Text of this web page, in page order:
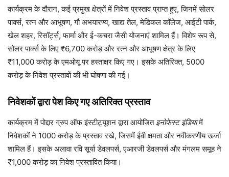
कार्यक्रम के दौरान, कई प्रमुख क्षेत्रों में निवेश प्रस्ताव प्राप्त हुए, जिनमें सोलर
पार्क्स, रत्न और आभूषण, गौ अभयारण्य, खाद्य तेल, मेडिकल कॉलेज, आईटी पार्क,
खेल शहर, रिसॉर्ट्स, फार्मा और ई-कचरा जैसी योजनाएं शामिल हैं। विशेष रूप से,
सोलर पार्क्स के लिए ₹6,700 करोड़ और रत्न और आभूषण क्षेत्र के लिए
₹11,000 करोड़ के एमओयू पर हस्ताक्षर किए गए। इसके अतिरिक्त, 5000
करोड़ के निवेश प्रस्तावों की भी घोषणा की गई।
निवेशकों द्वारा पेश किए गए अतिरिक्त प्रस्ताव
कार्यक्रम में पोद्दार ग्रुप ऑफ इंस्टीट्यूशन द्वारा आयोजित इनोफेस्ट इंडियामें
निवेशकों ने 1000 करोड़ के प्रस्ताव रखे, जिसमें ईवी क्षमता और नवीकरणीय ऊर्जा
शामिल हैं। इसके अलावा रवि सूर्या डेवलपर्स, एआरजी डेवलपर्स और मंगलम समूह ने
₹1,000 करोड़ का निवेश प्रस्तावित किया।